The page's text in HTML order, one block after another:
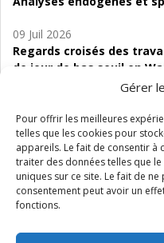
Gérer
Pour offrir les meilleures
telles que les cookies pour
appareils. Le fait de consentir à
traiter des données telles que
uniques sur ce site. Le fait de
consentement peut avoir un
fonctions.
09 Juil 2026
Regards croisés des
de jour de bas seuil en
06 Juil 2026
Étude d’évaluabilité des
d’accompagnement à
01 Juil 2026
Pénurie du personnel
Wallonie ?